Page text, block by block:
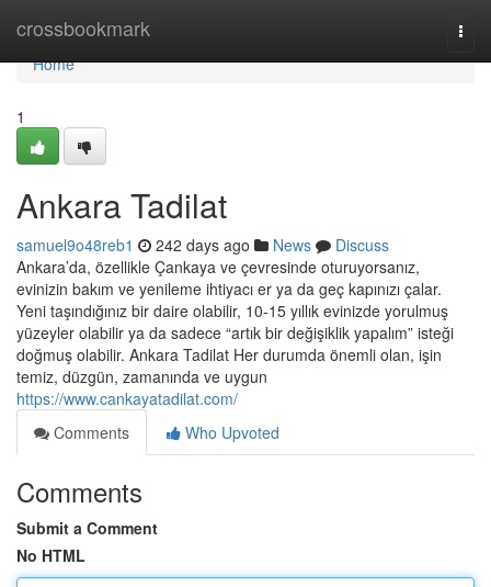
crossbookmark
Home
Home
1
Ankara Tadilat
samuel9o48reb1 242 days ago News
Discuss
Ankara’da, özellikle Çankaya ve çevresinde oturuyorsanız,
evinizin bakım ve yenileme ihtiyacı er ya da geç kapınızı çalar.
Yeni taşındığınız bir daire olabilir, 10-15 yıllık evinizde yorulmuş
yüzeyler olabilir ya da sadece “artık bir değişiklik yapalım” isteği
doğmuş olabilir. Ankara Tadilat Her durumda önemli olan, işin
temiz, düzgün, zamanında ve uygun
https://www.cankayatadilat.com/
Comments
Who Upvoted
Comments
Submit a Comment
No HTML